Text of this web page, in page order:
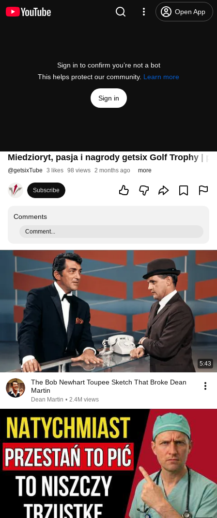
Open App
Sign in to confirm you’re not a bot
This helps protect our community. Learn more
Sign in
Miedzioryt, pasja i nagrody getsix Golf Trophy |
@getsixTube 3 likes 98 views 2 months ago more
Subscribe
Comments
Comment...
5:43
The Bob Newhart Toupee Sketch That Broke Dean
Martin
Dean Martin • 2.4M views